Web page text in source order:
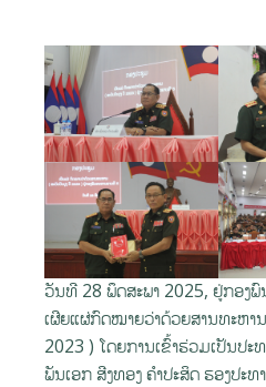
ວັນທີ 28 ພຶດສະພາ 2025, ຢູ່ກອງ
ເຜີຍແຜ່ກົດໝາຍວ່າດ້ວຍສານທະຫາ
2023 ) ໂດຍການເຂົ້າຮ່ວມເປັນປະ
ພັນເອກ ສີງທອງ ຄຳປະສິດ ຮອງປະທ